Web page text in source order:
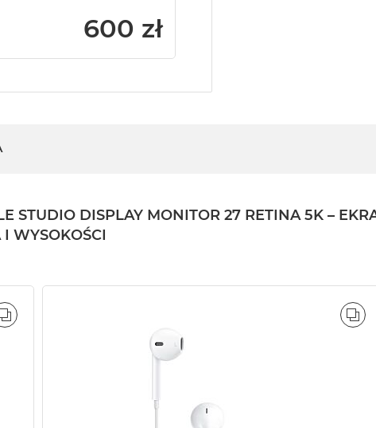
600 zł
STUDIO DISPLAY MONITOR 27 RETINA 5K –
WYSOKOŚCI
PORÓWNAJ